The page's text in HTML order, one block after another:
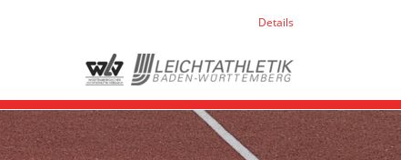
Details